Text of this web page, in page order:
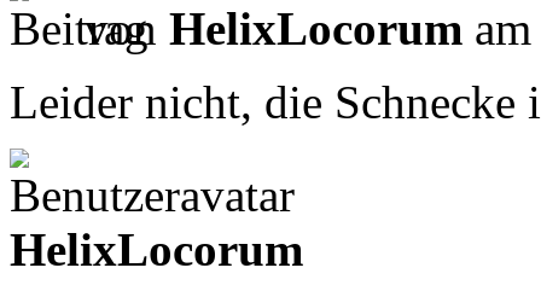
von HelixLocorum
Leider nicht, die Schnecke
HelixLocorum